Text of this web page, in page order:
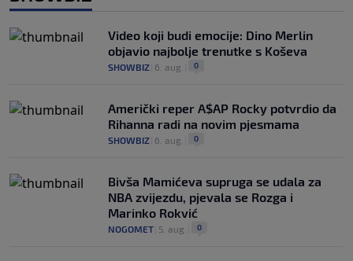
Video koji budi emocije: Dino Merlin
objavio najbolje trenutke s Koševa
SHOWBIZ 6. aug. 0
Američki reper A$AP Rocky potvrdio da
Rihanna radi na novim pjesmama
SHOWBIZ 6. aug. 0
Bivša Mamićeva supruga se udala za
NBA zvijezdu, pjevala se Rozga i
Marinko Rokvić
NOGOMET 5. aug. 0